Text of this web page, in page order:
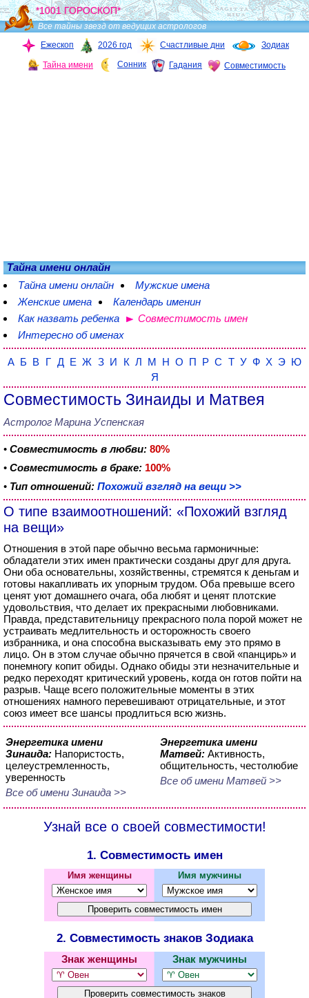
*1001 ГОРОСКОП*
Все тайны звезд от ведущих астрологов
Ежескоп
2026 год Счастливые дни Зодиак
Тайна имени Сонник Гадания Совместимость
Тайна имени онлайн
Тайна имени онлайн
Мужские имена
Женские имена
Календарь именин
Как назвать ребенка
Совместимость имен
Интересно об именах
А Б В Г Д Е Ж З И К Л М Н О П Р С Т У Ф Х Э Ю
Я
Совместимость Зинаиды и Матвея
Астролог Марина Успенская
• Совместимость в любви: 80%
• Совместимость в браке: 100%
• Тип отношений: Похожий взгляд на вещи >>
О типе взаимоотношений: «Похожий взгляд
на вещи»
Отношения в этой паре обычно весьма гармоничные:
обладатели этих имен практически созданы друг для друга.
Они оба основательны, хозяйственны, стремятся к деньгам и
готовы накапливать их упорным трудом. Оба превыше всего
ценят уют домашнего очага, оба любят и ценят плотские
удовольствия, что делает их прекрасными любовниками.
Правда, представительницу прекрасного пола порой может не
устраивать медлительность и осторожность своего
избранника, и она способна высказывать ему это прямо в
лицо. Он в этом случае обычно прячется в свой «панцирь» и
понемногу копит обиды. Однако обиды эти незначительные и
редко переходят критический уровень, когда он готов пойти на
разрыв. Чаще всего положительные моменты в этих
отношениях намного перевешивают отрицательные, и этот
союз имеет все шансы продлиться всю жизнь.
Энергетика имени
Зинаида: Напористость,
целеустремленность,
уверенность
Все об имени Зинаида >>
Энергетика имени
Матвей: Активность,
общительность, честолюбие
Все об имени Матвей >>
Узнай все о своей совместимости!
1. Совместимость имен
Имя женщины Имя мужчины
2. Совместимость знаков Зодиака
Знак женщины Знак мужчины